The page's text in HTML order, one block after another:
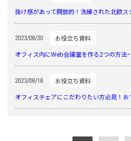
抜け感があって開放的！洗練された北欧ス
2023/08/30
お役立ち資料
オフィス内にWeb会議室を作る2つの方法
2023/08/18
お役立ち資料
オフィスチェアにこだわりたい方必見！